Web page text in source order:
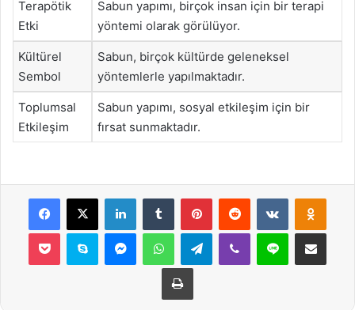
Terapötik
Etki
Sabun yapımı, birçok insan için bir terapi
yöntemi olarak görülüyor.
Kültürel
Sembol
Sabun, birçok kültürde geleneksel
yöntemlerle yapılmaktadır.
Toplumsal
Etkileşim
Sabun yapımı, sosyal etkileşim için bir
fırsat sunmaktadır.
Facebook
X LinkedInTumblr PinterestReddit VKontakte
Pocket Skype MessengerWhatsAppTelegramViber Line E-Posta ile
Yazdır